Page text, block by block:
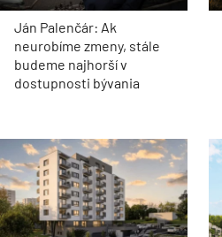
Ján Palenčár: Ak
neurobíme zmeny, stále
budeme najhorší v
dostupnosti bývania